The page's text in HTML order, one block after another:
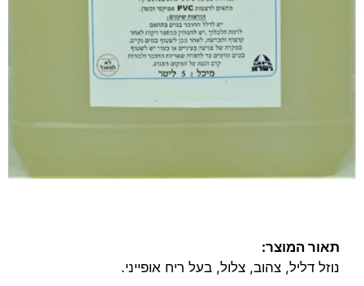
תאור המוצר:
נוזל דליל, צהוב, צלול, בעל ריח אופייני.